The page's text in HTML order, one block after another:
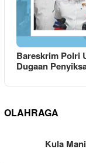
Bareskrim Polri
Dugaan
OLAHRAGA
Kula